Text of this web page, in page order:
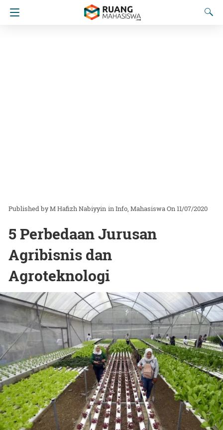
M Hafizh Nabiyyin inInfo MahasiswaOn 11/07/2020
5 Perbedaan Jurusan
Agribisnis dan
Agroteknologi